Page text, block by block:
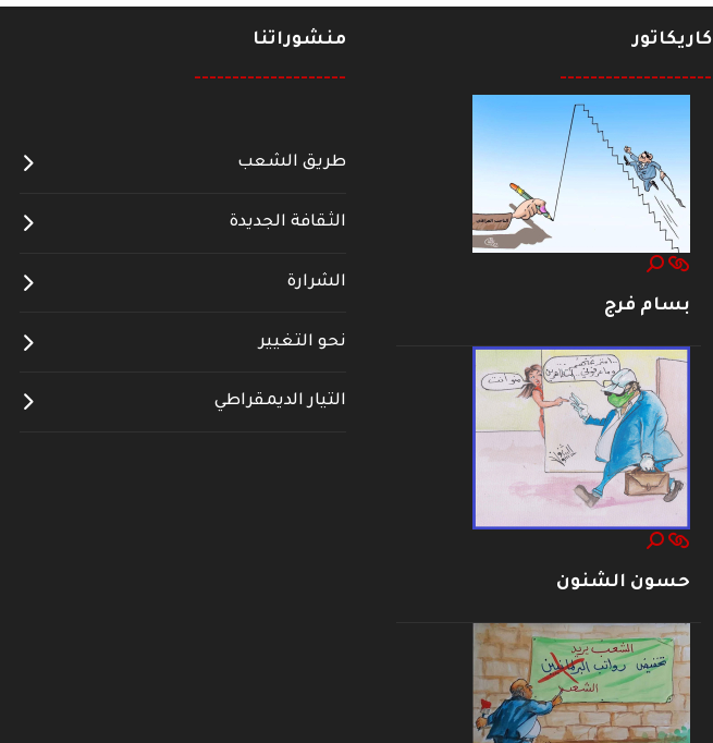
كاريكاتور
--------------------
بسام فرج
حسون الشنون
منشوراتنا
--------------------
طريق الشعب
الثقافة الجديدة
الشرارة
نحو التغيير
التيار الديمقراطي